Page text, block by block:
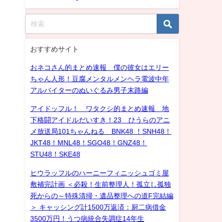
おすすめサイト
おネコさん的まとめ速報 僕の彼女はエリー
ちゃん人形！豆腐メンタルメンヘラ電波中年
アルバイターのぬいぐるみ男子末路編
アイドッフル！ ワタクシ的まとめ速報 地
下格闘アイドルだいすき！23 ひうらのアニ
メ放送局101ちゃんねる BNK48 ！SNH48！
JKT48！MNL48！SGO48！GNZ48！
STU48！SKE48
ヒウラッフルのハーニーフィニッシュゴミ屋
敷補完計画 ＜必殺！生前整理人！孤立し孤独
死からの～特殊清掃・遺品整理への道F完結編
＞ キャッシング計1500万返済：厨二病借金
3500万円！うつ病統合失調症14年生